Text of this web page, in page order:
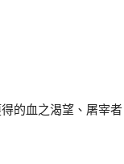
的血之渴望、屠宰者